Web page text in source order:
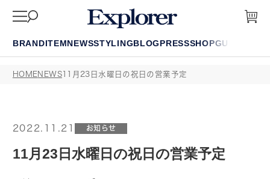
BRANDITEMNEWSSTYLINGBLOGPRESSSHOPGUIDE
HOMENEWS11月23日水曜日の祝日の営業予定
2022.11.21 お知らせ
11月23日水曜日の祝日の営業予定